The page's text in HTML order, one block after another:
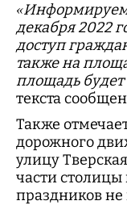
«Информируем,
декабря 2022
доступ
также на
площадь
текста
Также
дорожного
улицу
части
праздников не